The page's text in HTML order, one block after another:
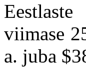
viimase
a. juba